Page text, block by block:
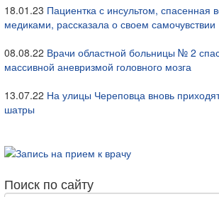
18.01.23 Пациентка с инсультом, спасенная
медиками, рассказала о своем самочувствии
08.08.22 Врачи областной больницы № 2
массивной аневризмой головного мозга
13.07.22 На улицы Череповца вновь
шатры
Поиск по сайту